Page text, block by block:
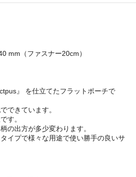
mm（ファスナー20cm）
』 を仕立てたフラットポーチで
できています。
す。
の出方が多少変わります。
イプで様々な用途で使い勝手の良いサ